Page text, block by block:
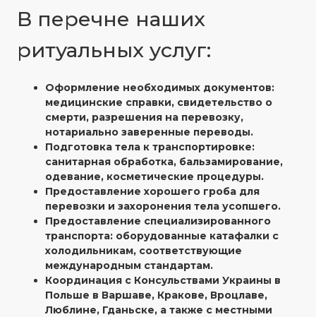
В перечне наших
ритуальных услуг:
Оформление необходимых документов:
медицинские справки, свидетельство о
смерти, разрешения на перевозку,
нотариально заверенные переводы.
Подготовка тела к транспортировке:
санитарная обработка, бальзамирование,
одевание, косметические процедуры.
Предоставление хорошего гроба для
перевозки и захоронения тела усопшего.
Предоставление специализированного
транспорта: оборудованные катафалки с
холодильникам, соответствующие
международным стандартам.
Координация с Консульствами Украины в
Польше в Варшаве, Кракове, Вроцлаве,
Люблине, Гданьске, а также с местными